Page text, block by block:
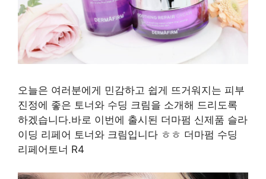
오늘은 여러분에게 민감하고 쉽게 뜨거워지는 피부
진정에 좋은 토너와 수딩 크림을 소개해 드리도록
하겠습니다.바로 이번에 출시된 더마펌 신제품 슬라
이딩 리페어 토너와 크림입니다 ㅎㅎ 더마펌 수딩
리페어토너 R4